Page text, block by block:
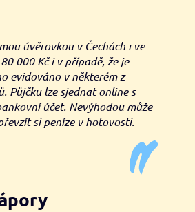
úvěrovkou v Čechách i ve
000 Kč i v případě, že je
evidováno v některém z
Půjčku lze sjednat online s
účet. Nevýhodou může
si peníze v hotovosti.